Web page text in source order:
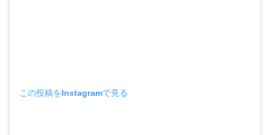
この投稿をInstagramで見る